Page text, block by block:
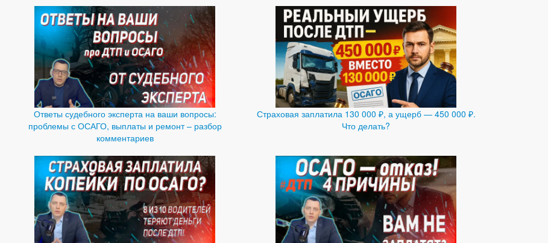
Ответы судебного эксперта на ваши вопросы:
проблемы с ОСАГО, выплаты и ремонт – разбор
комментариев
Страховая заплатила 130 000 ₽, а ущерб — 450 000 ₽.
Что делать?